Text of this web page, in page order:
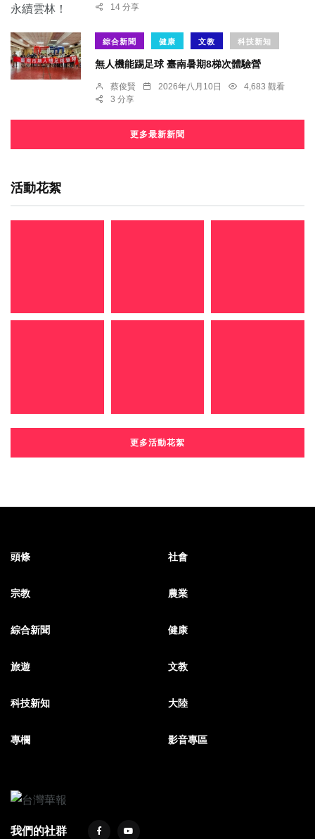
14 分享
綜合新聞 健康 文教 科技新知
無人機能踢足球 臺南暑期8梯次體驗營
蔡俊賢 2026年八月10日
4,683 觀看
3 分享
更多最新新聞
活動花絮
更多活動花絮
頭條 社會
宗教 農業
綜合新聞 健康
旅遊 文教
科技新知 大陸
專欄 影音專區
我們的社群